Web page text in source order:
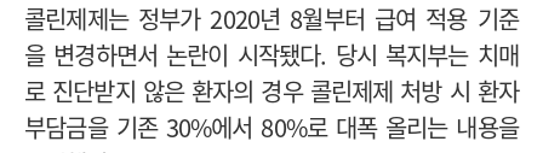
콜린제제는 정부가 2020년 8월부터 급여 적용 기준
을 변경하면서 논란이 시작됐다. 당시 복지부는 치매
로 진단받지 않은 환자의 경우 콜린제제 처방 시 환자
부담금을 기존 30%에서 80%로 대폭 올리는 내용을